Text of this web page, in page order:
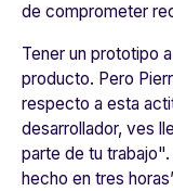
de comprometer
Tener un prototipo
producto. Pero
respecto a esta
desarrollador, ves
parte de tu
hecho en tres